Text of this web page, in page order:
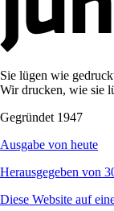
Sie lügen wie
Wir drucken, wie sie
Gegründet 1947
Ausgabe von heute
Herausgegeben von
Diese Website auf